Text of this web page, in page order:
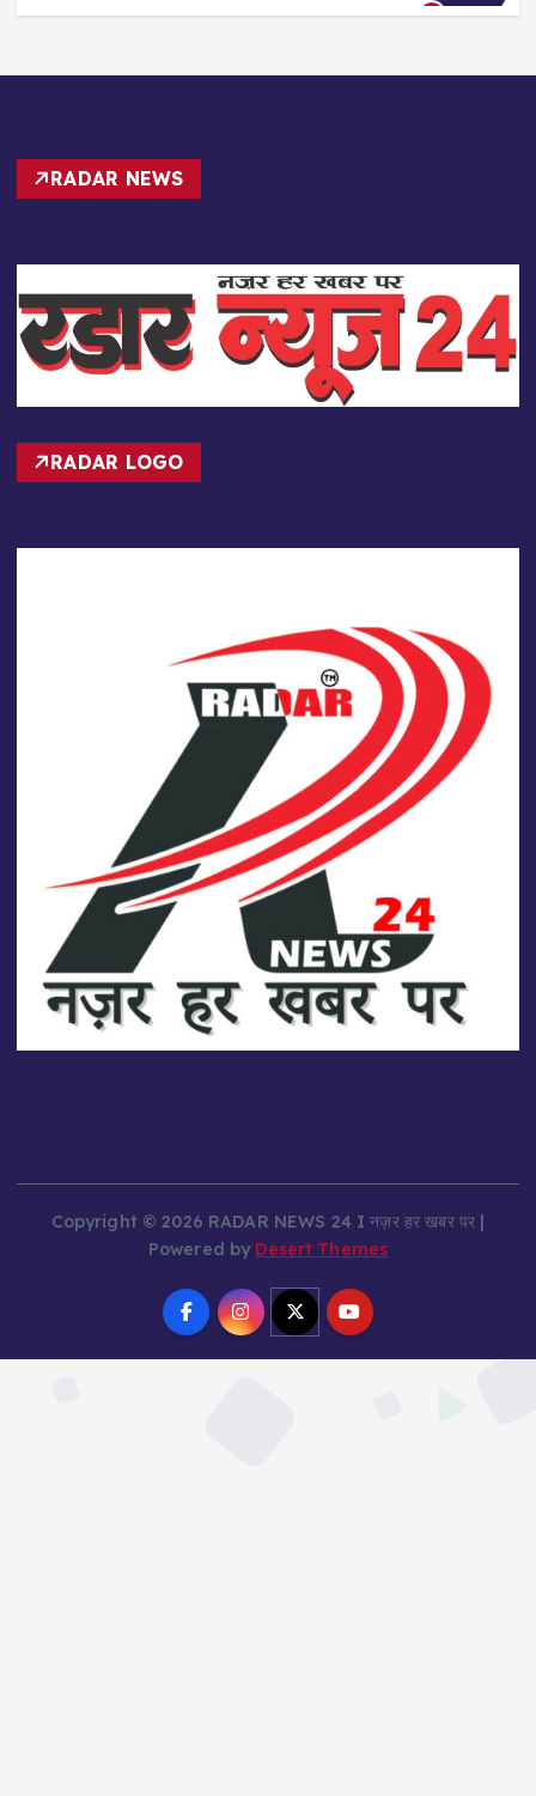
3
August 5, 2026
Copyright © 2026 RADAR NEWS 24 I नज़र हर खबर पर |
Powered by Desert Themes